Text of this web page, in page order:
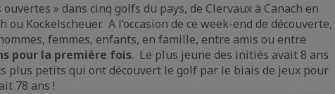
» dans cinq golfs du pays, de Clervaux à Canach en
Kockelscheuer. A l’occasion de ce week-end de découverte,
femmes, enfants, en famille, entre amis ou entre
pour la première fois. Le plus jeune des initiés avait 8 ans
plus petits qui ont découvert le golf par le biais de jeux pour
78 ans !